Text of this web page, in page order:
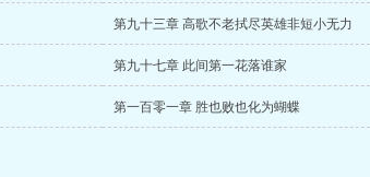
第九十三章 高歌不老拭尽英雄非短小无力
第九十七章 此间第一花落谁家
第一百零一章 胜也败也化为蝴蝶